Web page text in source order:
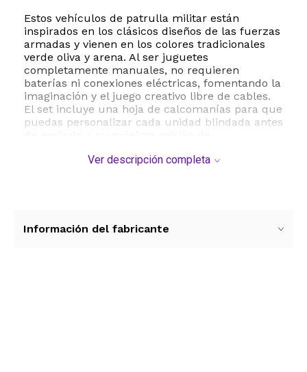
Estos vehículos de patrulla militar están
inspirados en los clásicos diseños de las fuerzas
armadas y vienen en los colores tradicionales
verde oliva y arena. Al ser juguetes
completamente manuales, no requieren
baterías ni conexiones eléctricas, fomentando la
imaginación y el juego creativo libre de cables.
El set incluye una hoja de calcomanías para que
puedas personalizar cada unidad blindada antes
regalo ideal para coleccionistas de juguetes
Ver descripción completa
Información del fabricante